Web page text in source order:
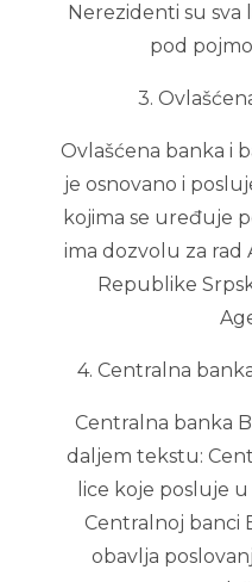
Nerezidenti su sva
pod
3.
Ovlašćena banka i
je osnovano i
kojima se uređuje
ima dozvolu za rad
Republike
4. Centralna
Centralna banka
daljem tekstu:
lice koje posluje
Centralnoj banci
obavlja